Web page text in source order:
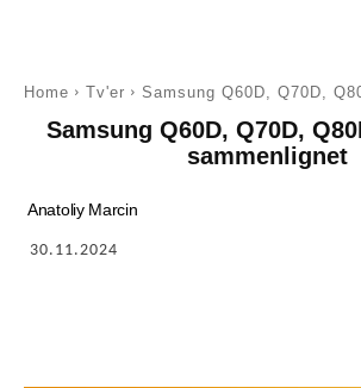
Home Tv'er Samsung Q60D, Q70D,
Samsung Q60D, Q70D,
sammenlignet
Anatoliy Marcin
30.11.2024